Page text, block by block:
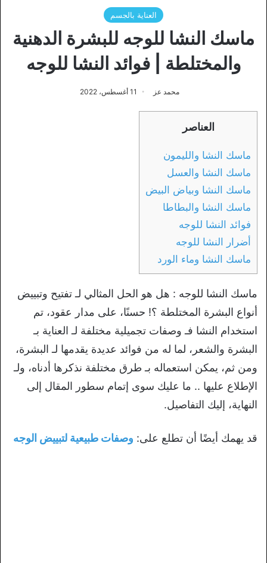
العناية بالجسم
ماسك النشا للوجه للبشرة الدهنية
والمختلطة | فوائد النشا للوجه
محمد عز 11 أغسطس، 2022
العناصر
ماسك النشا والليمون
ماسك النشا والعسل
ماسك النشا وبياض البيض
ماسك النشا والبطاطا
فوائد النشا للوجه
أضرار النشا للوجه
ماسك النشا وماء الورد
ماسك النشا للوجه : هل هو الحل المثالي لـ تفتيح وتبييض
أنواع البشرة المختلطة ؟! حسنًا، على مدار عقود، تم
استخدام النشا فـ وصفات تجميلية مختلفة لـ العناية بـ
البشرة والشعر، لما له من فوائد عديدة يقدمها لـ البشرة،
ومن ثم، يمكن استعماله بـ طرق مختلفة نذكرها أدناه، ولـ
الإطلاع عليها .. ما عليك سوى إتمام سطور المقال إلى
النهاية، إليك التفاصيل.
قد يهمك أيضًا أن تطلع على: وصفات طبيعية لتبييض الوجه